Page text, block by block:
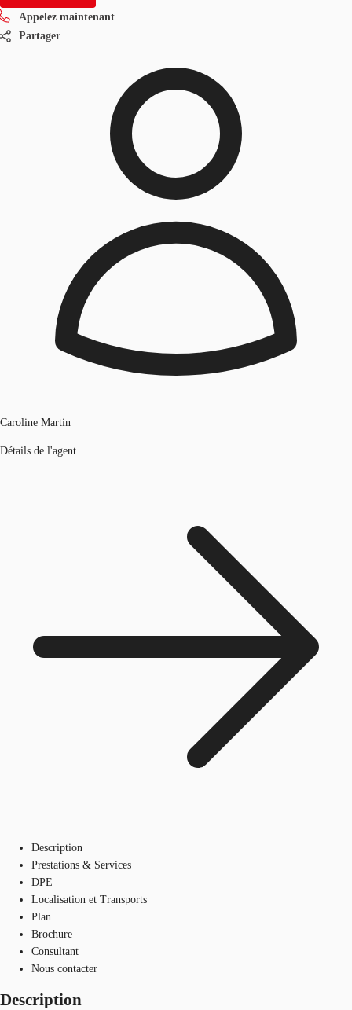
Appelez maintenant
Partager
Caroline Martin
Détails de l'agent
Description
Prestations & Services
DPE
Localisation et Transports
Plan
Brochure
Consultant
Nous contacter
Description